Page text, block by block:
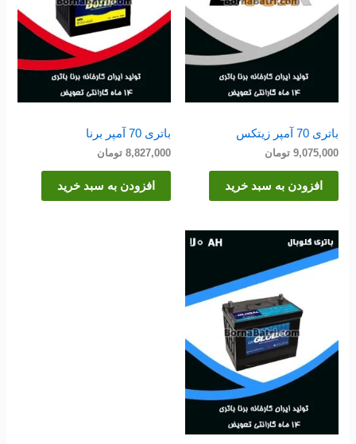
باتری 70 آمپر زیتکس
9,075,000 تومان
افزودن به سبد خرید
باتری 70 آمپر برنا
8,827,000 تومان
افزودن به سبد خرید